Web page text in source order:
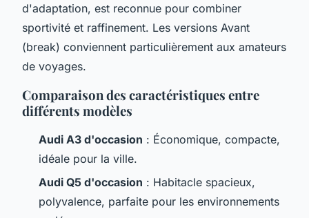
d'adaptation, est reconnue pour combiner
sportivité et raffinement. Les versions Avant
(break) conviennent particulièrement aux amateurs
de voyages.
Comparaison des caractéristiques entre
différents modèles
Audi A3 d'occasion : Économique, compacte,
idéale pour la ville.
Audi Q5 d'occasion : Habitacle spacieux,
polyvalence, parfaite pour les environnements